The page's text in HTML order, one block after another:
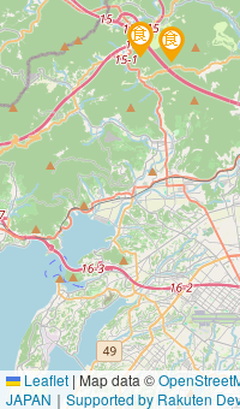
Leaflet | Map data ©
JAPAN ｜ Supported by Rakuten